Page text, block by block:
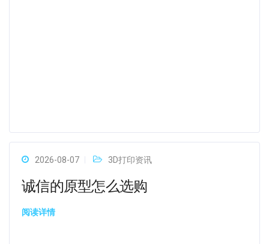
2026-08-07 3D打印资讯
诚信的原型怎么选购
阅读详情